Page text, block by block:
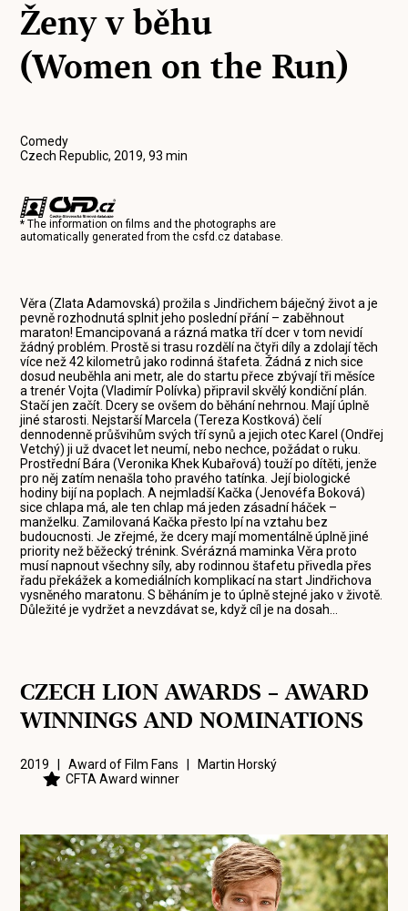
Ženy v běhu
(Women on the Run)
Comedy
Czech Republic, 2019, 93 min
* The information on films and the photographs are
automatically generated from thecsfd.cz database.
Věra (Zlata Adamovská) prožila s Jindřichem báječný život a je
pevně rozhodnutá splnit jeho poslední přání – zaběhnout
maraton! Emancipovaná a rázná matka tří dcer v tom nevidí
žádný problém. Prostě si trasu rozdělí na čtyři díly a zdolají těch
více než 42 kilometrů jako rodinná štafeta. Žádná z nich sice
dosud neuběhla ani metr, ale do startu přece zbývají tři měsíce
a trenér Vojta (Vladimír Polívka) připravil skvělý kondiční plán.
Stačí jen začít. Dcery se ovšem do běhání nehrnou. Mají úplně
jiné starosti. Nejstarší Marcela (Tereza Kostková) čelí
dennodenně průšvihům svých tří synů a jejich otec Karel (Ondřej
Vetchý) ji už dvacet let neumí, nebo nechce, požádat o ruku.
Prostřední Bára (Veronika Khek Kubařová) touží po dítěti, jenže
pro něj zatím nenašla toho pravého tatínka. Její biologické
hodiny bijí na poplach. A nejmladší Kačka (Jenovéfa Boková)
sice chlapa má, ale ten chlap má jeden zásadní háček –
manželku. Zamilovaná Kačka přesto lpí na vztahu bez
budoucnosti. Je zřejmé, že dcery mají momentálně úplně jiné
priority než běžecký trénink. Svérázná maminka Věra proto
musí napnout všechny síly, aby rodinnou štafetu přivedla přes
řadu překážek a komediálních komplikací na start Jindřichova
vysněného maratonu. S běháním je to úplně stejné jako v životě.
Důležité je vydržet a nevzdávat se, když cíl je na dosah…
CZECH LION AWARDS – AWARD
WINNINGS AND NOMINATIONS
2019 | Award of Film Fans | Martin Horský
CFTA Award winner